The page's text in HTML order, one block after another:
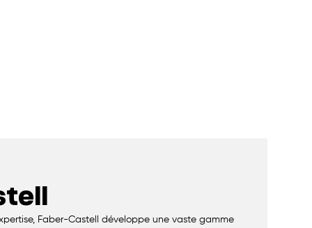
Faber-Castell développe une vaste gamme